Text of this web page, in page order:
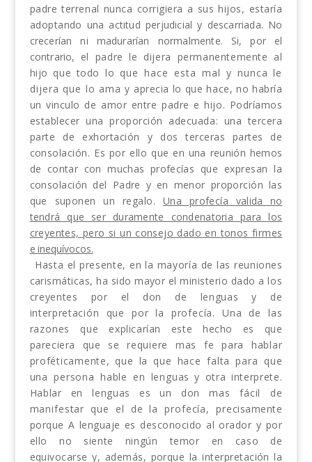
padre terrenal nunca corrigiera a sus hijos, estaría
adoptan­do una actitud perjudicial y descarriada. No
crecerían ni madurarían normalmente. Si, por el
contrario, el padre le dijera permanentemente al
hijo que todo lo que hace esta mal y nunca le
dijera que lo amay aprecia lo que hace, no habría
un vinculo de amor entre padre e hijo. Podríamos
establecer una proporción adecuada: una tercera
parte de exhortación y dos terceras partes de
consolación. Es por ello que en una reunión hemos
de contar con muchas profecías que expresan la
consolación del Padre y en menor proporción las
que suponen un regalo. Una profecía valida no
tendrá que ser duramente condenatoria paralos
creyentes, pero si un consejo dado en tonos firmes
e inequívocos.
Hasta el presente, en la mayoría de las reunio­nes
carismáticas, ha sido mayor el ministerio dado a los
creyentes por el don de lenguas y de
interpretación que por la profecía. Una de las
razones que explicarían este hecho es que
pareciera que serequiere mas fe para hablar
proféticamente, que la que hace falta para que
una persona hable en len­ guas y otra interprete.
Hablar en lenguas es un donmas fácil de
manifestar que el de la profecía, pre­cisamente
porque A lenguaje es desconocido al ora­dor y por
ello no siente ningún temor en caso de
equivocarse y, además, porque la interpretación la